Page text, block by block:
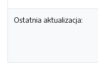
Ostatnia aktualizacja: